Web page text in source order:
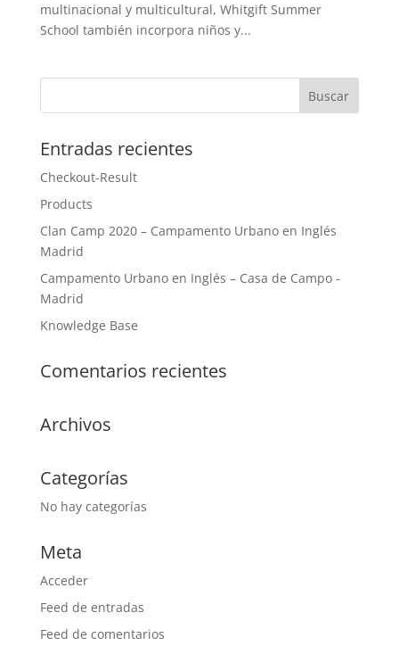
multinacional y multicultural, Whitgift Summer
School también incorpora niños y...
Entradas recientes
Checkout-Result
Products
Clan Camp 2020 – Campamento Urbano en Inglés
Madrid
Campamento Urbano en Inglés – Casa de Campo -
Madrid
Knowledge Base
Comentarios recientes
Archivos
Categorías
No hay categorías
Meta
Acceder
Feed de entradas
Feed de comentarios